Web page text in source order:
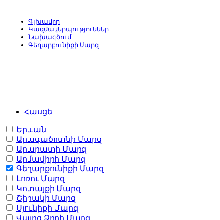
Գլխավոր
Կազմակերպություններ
Նախագծում
Գեղարքունիքի Մարզ
Հասցե
Երևան
Արագածոտնի Մարզ
Արարատի Մարզ
Արմավիրի Մարզ
Գեղարքունիքի Մարզ
Լոռու Մարզ
Կոտայքի Մարզ
Շիրակի Մարզ
Սյունիքի Մարզ
Վայոց Ձորի Մարզ